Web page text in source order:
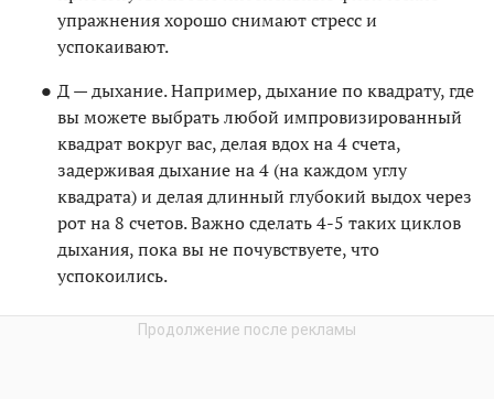
упражнения хорошо снимают стресс и
успокаивают.
Д — дыхание. Например, дыхание по квадрату, где
вы можете выбрать любой импровизированный
квадрат вокруг вас, делая вдох на 4 счета,
задерживая дыхание на 4 (на каждом углу
квадрата) и делая длинный глубокий выдох через
рот на 8 счетов. Важно сделать 4-5 таких циклов
дыхания, пока вы не почувствуете, что
успокоились.